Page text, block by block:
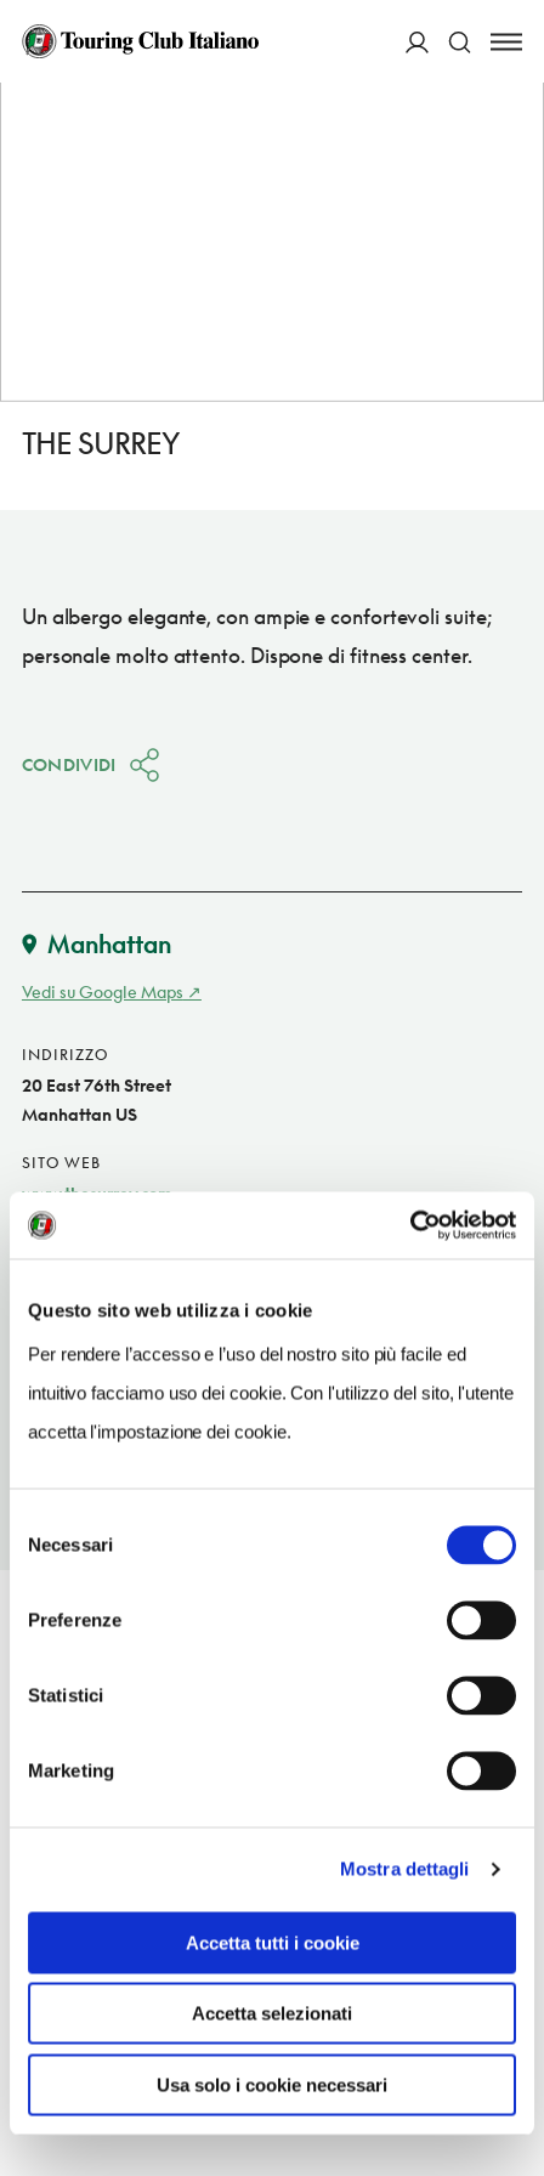
Questo sito web utilizza i cookie
Per rendere l’accesso e l’uso del nostro sito più facile ed
intuitivo facciamo uso dei cookie. Con l'utilizzo del sito, l'utente
accetta l'impostazione dei cookie.
delNecessari
Preferenze
Statistici
Marketing
Mostra dettagli
Accetta tutti i cookie
Accetta selezionati
Usa solo i cookie necessari
HOME
THE SURREY
Un albergo elegante, con ampie e confortevoli suite;
personale molto attento. Dispone di fitness center.
CONDIVIDI
Manhattan
Vedi su Google Maps
INDIRIZZO
20 East 76th Street
Manhattan US
SITO WEB
www.thesurrey.com
TELEFONO
NUMERO CAMERE
117
METRO
77 St